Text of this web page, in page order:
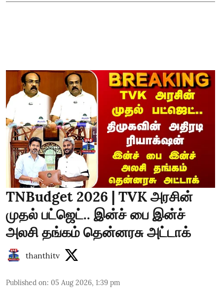
TNBudget 2026 | TVK அரசின்
முதல் பட்ஜெட்.. இன்ச் பை இன்ச்
அலசி தங்கம் தென்னரசு அட்டாக்
thanthitv
Published on: 05 Aug 2026, 1:39 pm